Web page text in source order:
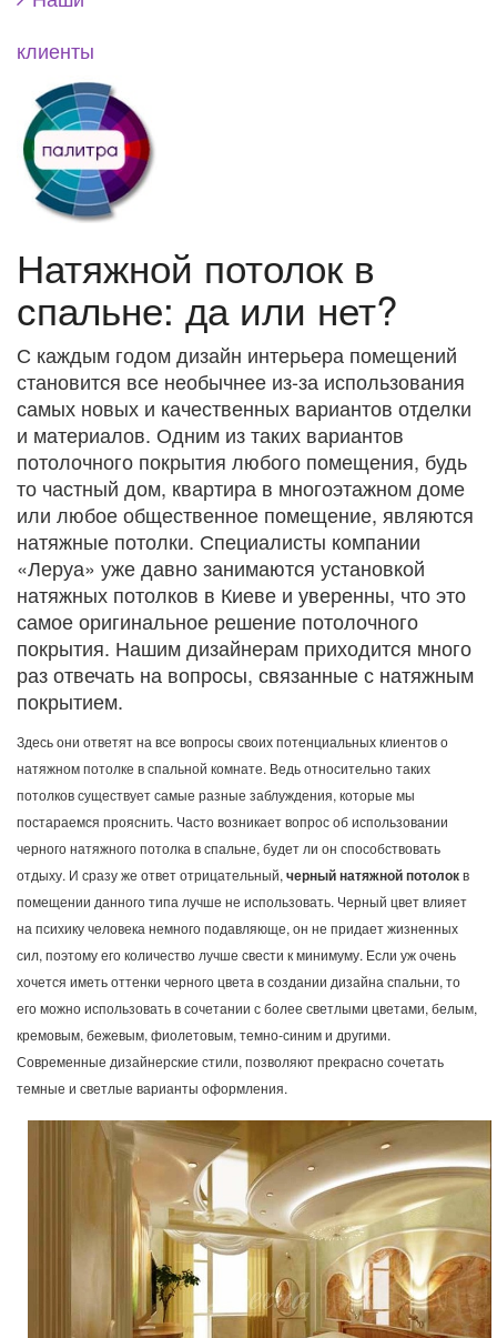
клиенты
Натяжной потолок в
спальне: да или нет?
С каждым годом дизайн интерьера помещений
становится все необычнее из-за использования
самых новых и качественных вариантов отделки
и материалов. Одним из таких вариантов
потолочного покрытия любого помещения, будь
то частный дом, квартира в многоэтажном доме
или любое общественное помещение, являются
натяжные потолки. Специалисты компании
«Леруа» уже давно занимаются установкой
натяжных потолков в Киеве и уверенны, что это
самое оригинальное решение потолочного
покрытия. Нашим дизайнерам приходится много
раз отвечать на вопросы, связанные с натяжным
покрытием.
Здесь они ответят на все вопросы своих потенциальных клиентов о
натяжном потолке в спальной комнате. Ведь относительно таких
потолков существует самые разные заблуждения, которые мы
постараемся прояснить. Часто возникает вопрос об использовании
черного натяжного потолка в спальне, будет ли он способствовать
отдыху. И сразу же ответ отрицательный, черный натяжной потолокв
помещении данного типа лучше не использовать. Черный цвет влияет
на психику человека немного подавляюще, он не придает жизненных
сил, поэтому его количество лучше свести к минимуму. Если уж очень
хочется иметь оттенки черного цвета в создании дизайна спальни, то
его можно использовать в сочетании с более светлыми цветами, белым,
кремовым, бежевым, фиолетовым, темно-синим и другими.
Современные дизайнерские стили, позволяют прекрасно сочетать
темные и светлые варианты оформления.